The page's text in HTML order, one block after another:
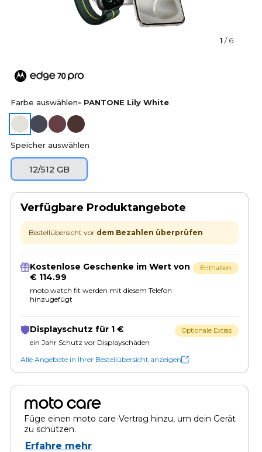
1 / 6
Farbe auswählen- PANTONE Lily White
Speicher auswählen
12/512 GB
Verfügbare Produktangebote
Bestellübersicht vor dem Bezahlen überprüfen
Kostenlose Geschenke im Wert von
€ 114.99
moto watch fit werden mit diesem Telefon
hinzugefügt
Enthalten
Displayschutz für 1 €
ein Jahr Schutz vor Displayschäden
Optionale Extras
Alle Angebote in Ihrer Bestellübersicht anzeigen
moto care
Füge einen moto care-Vertrag hinzu, um dein Gerät
zu schützen.
Erfahre mehr